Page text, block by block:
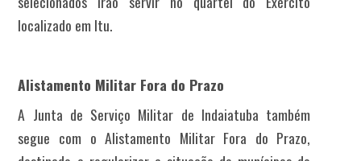
localizado em Itu.
Alistamento Militar Fora do Prazo
A Junta de Serviço Militar de Indaiatuba também
segue com o Alistamento Militar Fora do Prazo,